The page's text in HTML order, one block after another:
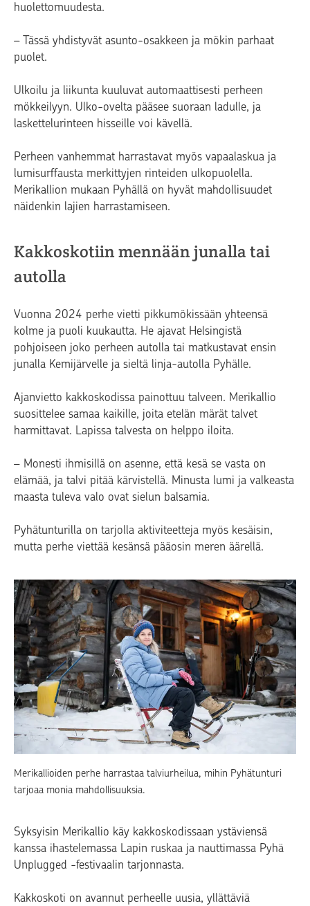
huolettomuudesta.
– Tässä yhdistyvät asunto-osakkeen ja mökin parhaat
puolet.
Ulkoilu ja liikunta kuuluvat automaattisesti perheen
mökkeilyyn. Ulko-ovelta pääsee suoraan ladulle, ja
laskettelurinteen hisseille voi kävellä.
Perheen vanhemmat harrastavat myös vapaalaskua ja
lumisurffausta merkittyjen rinteiden ulkopuolella.
Merikallion mukaan Pyhällä on hyvät mahdollisuudet
näidenkin lajien harrastamiseen.
Kakkoskotiin mennään junalla tai
autolla
Vuonna 2024 perhe vietti pikkumökissään yhteensä
kolme ja puoli kuukautta. He ajavat Helsingistä
pohjoiseen joko perheen autolla tai matkustavat ensin
junalla Kemijärvelle ja sieltä linja-autolla Pyhälle.
Ajanvietto kakkoskodissa painottuu talveen. Merikallio
suosittelee samaa kaikille, joita etelän märät talvet
harmittavat. Lapissa talvesta on helppo iloita.
– Monesti ihmisillä on asenne, että kesä se vasta on
elämää, ja talvi pitää kärvistellä. Minusta lumi ja valkeasta
maasta tuleva valo ovat sielun balsamia.
Pyhätunturilla on tarjolla aktiviteetteja myös kesäisin,
mutta perhe viettää kesänsä pääosin meren äärellä.
Merikallioiden perhe harrastaa talviurheilua, mihin Pyhätunturi
tarjoaa monia mahdollisuuksia.
Syksyisin Merikallio käy kakkoskodissaan ystäviensä
kanssa ihastelemassa Lapin ruskaa ja nauttimassa Pyhä
Unplugged -festivaalin tarjonnasta.
Kakkoskoti on avannut perheelle uusia, yllättäviä